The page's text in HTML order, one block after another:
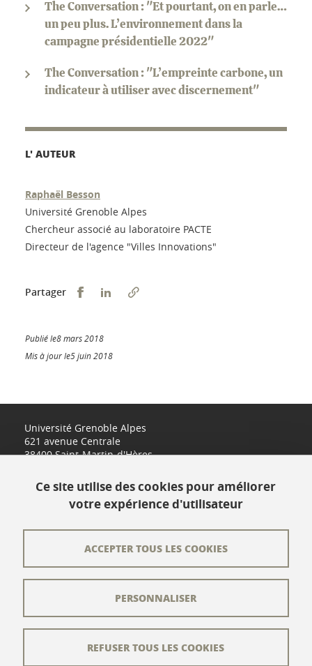
The Conversation : "Et pourtant, on en parle…
un peu plus. L’environnement dans la
campagne présidentielle 2022"
The Conversation : "L’empreinte carbone, un
indicateur à utiliser avec discernement"
L' AUTEUR
Raphaël Besson
Université Grenoble Alpes
Chercheur associé au laboratoire PACTE
Directeur de l'agence "Villes Innovations"
Partager Partager sur Facebook
Partager sur LinkedIn
Publié le8 mars 2018
Mis à jour le5 juin 2018
Université Grenoble Alpes
621 avenue Centrale
38400 Saint-Martin-d'Hères
L'équipe éditoriale
Crédits
Mentions légales
Ce site utilise des cookies pour améliorer
votre expérience d'utilisateur
ACCEPTER TOUS LES COOKIES
REFUSER TOUS LES COOKIES
PERSONNALISER